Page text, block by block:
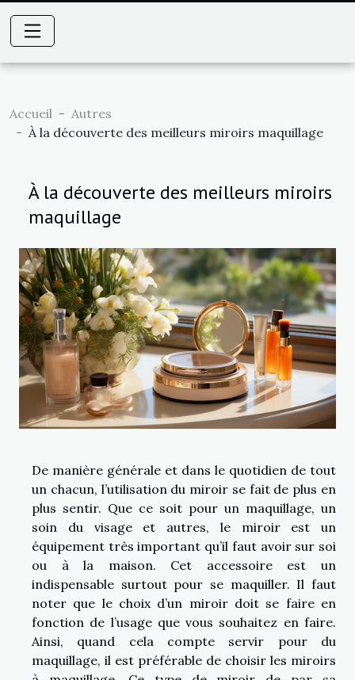
Accueil
Autres
À la découverte des meilleurs miroirs maquillage
À la découverte des meilleurs miroirs
maquillage
De manière générale et dans le quotidien de tout
un chacun, l’utilisation du miroir se fait de plus en
plus sentir. Que ce soit pour un maquillage, un
soin du visage et autres, le miroir est un
équipement très important qu’il faut avoir sur soi
ou à la maison. Cet accessoire est un
indispensable surtout pour se maquiller. Il faut
noter que le choix d’un miroir doit se faire en
fonction de l’usage que vous souhaitez en faire.
Ainsi, quand cela compte servir pour du
maquillage, il est préférable de choisir les miroirs